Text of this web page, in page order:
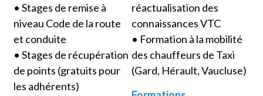
• Stages de remise à
niveau Code de la route
et conduite
• Stages de récupération
de points (gratuits pour
les adhérents)
réactualisation des
connaissances VTC
• Formation à la mobilité
des chauffeurs de Taxi
(Gard, Hérault, Vaucluse)